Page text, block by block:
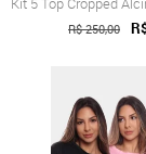
R$ 250,00